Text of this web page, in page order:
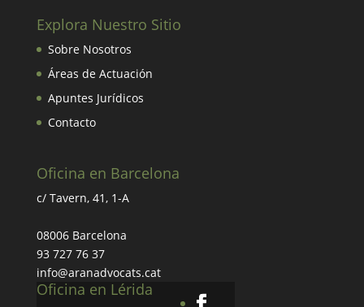
Explora Nuestro Sitio
Sobre Nosotros
Áreas de Actuación
Apuntes Jurídicos
Contacto
Oficina en Barcelona
c/ Tavern, 41, 1-A
08006 Barcelona
93 727 76 37
info@aranadvocats.cat
Oficina en Lérida